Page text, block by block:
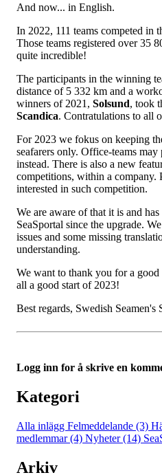
And now... in English.
In 2022, 111 teams competed in
Those teams registered over 35
quite incredible!
The participants in the winning
distance of 5 332 km and a
winners of 2021, Solsund, took
Scandica. Contratulations to all
For 2023 we fokus on keeping
seafarers only. Office-teams
instead. There is also a new
competitions, within a company.
interested in such competition.
We are aware of that it is and
SeaSportal since the upgrade.
issues and some missing
understanding.
We want to thank you for a
all a good start of 2023!
Best regards, Swedish Seamen's
Logg inn for å skrive en
Kategori
Alla inlägg Felmeddelande (3)
medlemmar (4) Nyheter (14)
Arkiv